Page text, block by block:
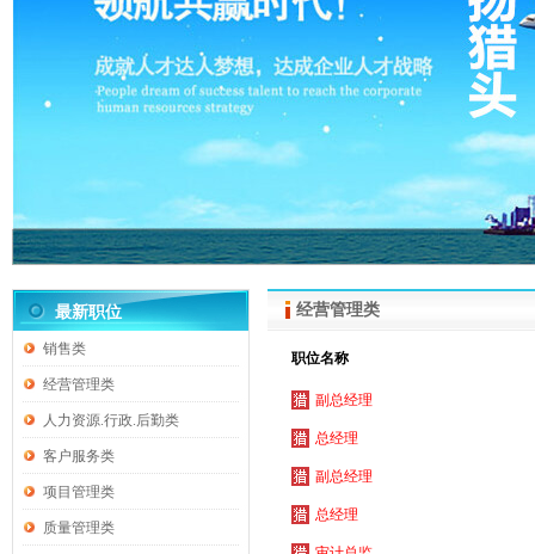
最新职位
销售类
经营管理类
人力资源.行政.后勤类
客户服务类
项目管理类
质量管理类
经营管理类
职位名称
副总经理
总经理
副总经理
总经理